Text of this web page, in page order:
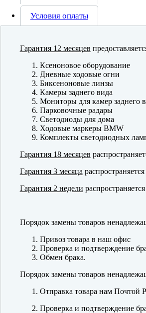
Условия оплаты
Гарантия 12 месяцев
Ксеноновое оборудование
Дневные ходовые огни
Биксеноновые линзы
Камеры заднего вида
Мониторы для камер заднего
Парковочные радары
Светодиоды для дома
Ходовые маркеры BMW
Комплекты светодиодных
Гарантия 18 месяцев
Гарантия 3 месяца
Гарантия 2 недели
Порядок замены товаров
Привоз товара в наш офис
Проверка и подтверждение
Обмен брака.
Порядок замены товаров
Отправка товара нам Почтой
Проверка и подтверждение